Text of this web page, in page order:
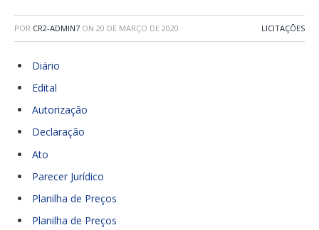
POR CR2-ADMIN7 ON 20 DE MARÇO DE 2020 LICITAÇÕES
Diário
Edital
Autorização
Declaração
Ato
Parecer Jurídico
Planilha de Preços
Planilha de Preços